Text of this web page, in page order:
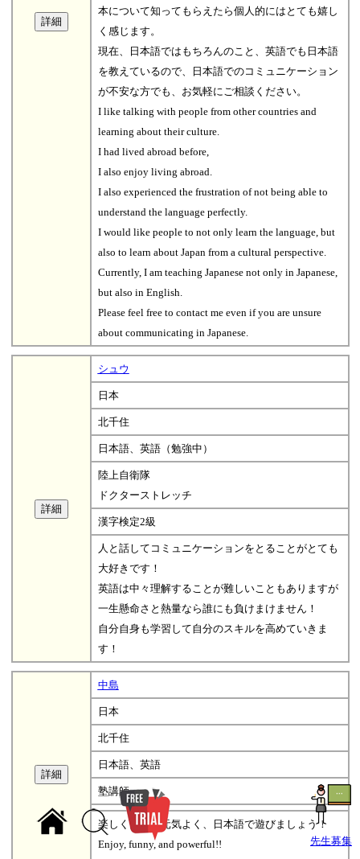
先生募集
本について知ってもらえたら個人的にはとても嬉し
く感じます。
現在、日本語ではもちろんのこと、英語でも日本語
を教えているので、日本語でのコミュニケーション
が不安な方でも、お気軽にご相談ください。
I like talking with people from other countries and
learning about their culture.
I had lived abroad before,
I also enjoy living abroad.
I also experienced the frustration of not being able to
understand the language perfectly.
I would like people to not only learn the language, but
also to learn about Japan from a cultural perspective.
Currently, I am teaching Japanese not only in Japanese,
but also in English.
Please feel free to contact me even if you are unsure
about communicating in Japanese.
シュウ
日本
北千住
日本語、英語（勉強中）
陸上自衛隊
ドクターストレッチ
漢字検定2級
人と話してコミュニケーションをとることがとても
大好きです！
英語は中々理解することが難しいこともありますが
一生懸命さと熱量なら誰にも負けまけません！
自分自身も学習して自分のスキルを高めていきま
す！
中島
日本
北千住
日本語、英語
塾講師
楽しく面白く元気よく、日本語で遊びましょう！
Enjoy, funny, and powerful!!